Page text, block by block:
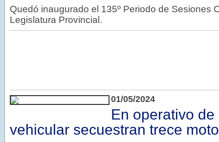
Quedó inaugurado el 135º Periodo de Sesiones
Legislatura Provincial.
01/05/2024
En operativo de
vehicular secuestran trece